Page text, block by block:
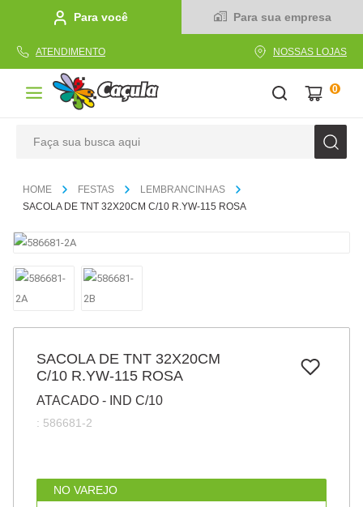
Para você Para sua empresa
ATENDIMENTO NOSSAS LOJAS
0
FESTAS
LEMBRANCINHAS
SACOLA DE TNT 32X20CM C/10 R.YW-115 ROSA
SACOLA DE TNT 32X20CM
C/10 R.YW-115 ROSA
ATACADO - IND C/10
: 586681-2
NO VAREJO
1º caderno
2
pincel
cola
barbante